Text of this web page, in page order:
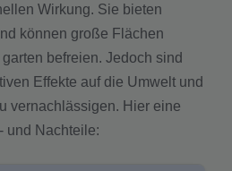
Wirkung. Sie bieten
können große Flächen
befreien. Jedoch sind
Effekte auf die Umwelt und
vernachlässigen. Hier eine
und Nachteile: